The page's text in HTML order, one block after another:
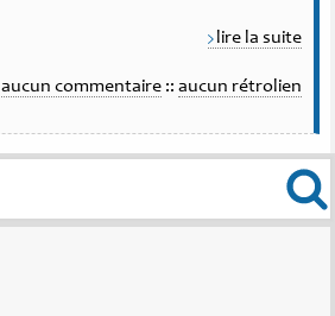
lire la suite
aucun commentaire :: aucun rétrolien